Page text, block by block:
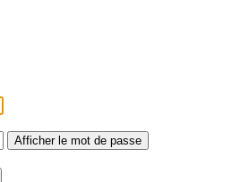
Afficher le mot de passe